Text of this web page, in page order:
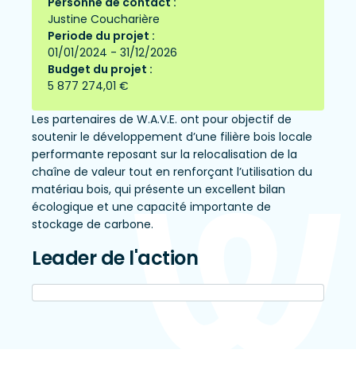
Les partenaires de W.A.V.E. ont pour objectif de
soutenir le développement d’une filière bois locale
performante reposant sur la relocalisation de la
chaîne de valeur tout en renforçant l’utilisation du
matériau bois, qui présente un excellent bilan
écologique et une capacité importante de
stockage de carbone.
Leader de l'action
Justine Coucharière
Periode du projet :
01/01/2024 - 31/12/2026
Budget du projet :
5 877 274,01 €